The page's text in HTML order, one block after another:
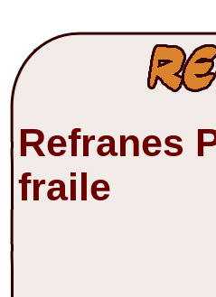
Refranes
fraile